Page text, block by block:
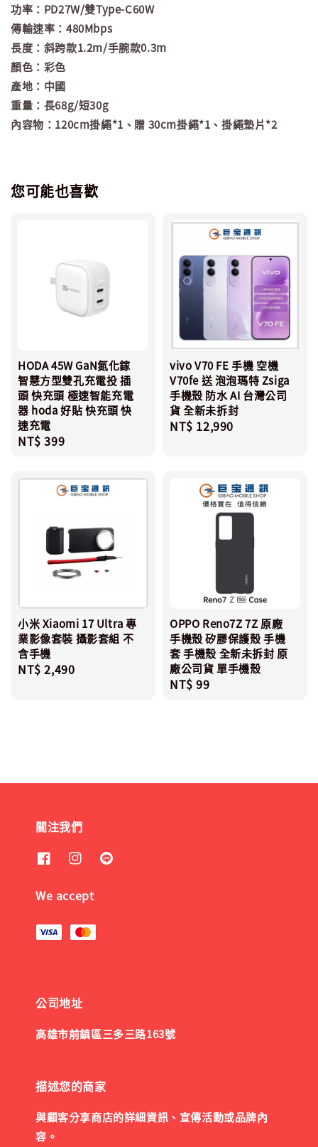
功率：PD27W/雙Type-C60W
傳輸速率：480Mbps
長度：斜跨款1.2m/手腕款0.3m
顏色：彩色
產地：中國
重量：長68g/短30g
內容物：120cm掛繩*1、贈 30cm掛繩*1、掛繩墊片*2
您可能也喜歡
HODA 45W GaN氮化鎵
智慧方型雙孔充電投 插
頭 快充頭 極速智能充電
器 hoda 好貼 快充頭 快
速充電
Regular
NT$ 399
vivo V70 FE 手機 空機
V70fe 送 泡泡瑪特 Zsiga
手機殼 防水 AI 台灣公司
貨 全新未拆封
Regular
NT$ 12,990
小米 Xiaomi 17 Ultra 專
業影像套裝 攝影套組 不
含手機
Regular
NT$ 2,490
OPPO Reno7Z 7Z 原廠
手機殼 矽膠保護殼 手機
套 手機殼 全新未拆封 原
廠公司貨 單手機殼
Regular
NT$ 99
關注我們
We accept
公司地址
高雄市前鎮區三多三路163號
描述您的商家
與顧客分享商店的詳細資訊、宣傳活動或品牌內
容。